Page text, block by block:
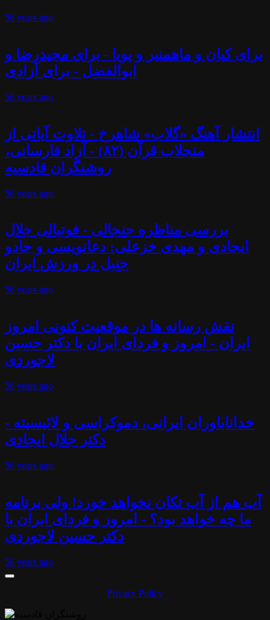
56 years ago
برای کیان و ماهمنیر و پویا - برای مجیدرضا و
ابوالفضل - برای آزادی
56 years ago
انتشار آهنگ «گلاب» شاهرخ - تلاوت آیاتی از
منجلاب قرآن (۸۲) - آزاد فارسانی،
روشنگران قادسیه
56 years ago
بررسی مناظره جنجالی - فوتبالی جلال
ایجادی و مهدی خزعلی: دعانویسی و جادو
جنبل در ورزش ایران
56 years ago
نقش رسانه ها در موقعیت کنونی امروز
ایران - امروز و فردای ایران با دکتر حسین
لاجوردی
56 years ago
خداناباوران ایرانی، دموکراسی و لائیسیته -
دکتر جلال ایجادی
56 years ago
آب هم از آب تکان نخواهد خورد! ولی برنامه
ما چه خواهد بود؟ - امروز و فردای ایران با
دکتر حسین لاجوردی
56 years ago
Privacy Policy